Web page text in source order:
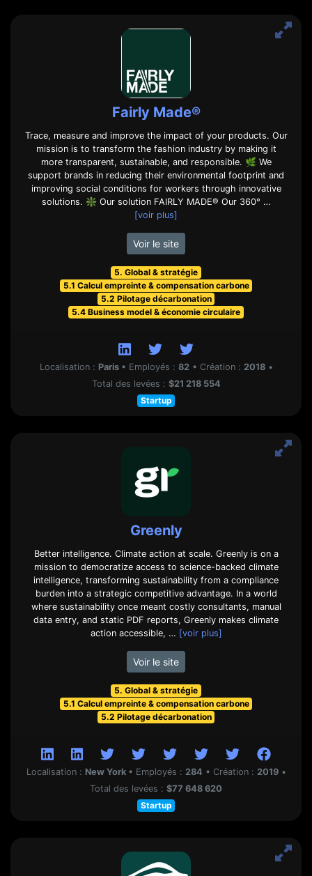
Fairly Made®
Trace, measure and improve the impact of your products. Our
mission is to transform the fashion industry by making it
more transparent, sustainable, and responsible. 🌿 We
support brands in reducing their environmental footprint and
improving social conditions for workers through innovative
solutions. ❇️ Our solution FAIRLY MADE® Our 360° …
[voir plus]
Voir le site
5. Global & stratégie
5.1 Calcul empreinte & compensation carbone
5.2 Pilotage décarbonation
5.4 Business model & économie circulaire
Localisation : Paris • Employés : 82 • Création : 2018 •
Total des levées : $21 218 554
Startup
Greenly
Better intelligence. Climate action at scale. Greenly is on a
mission to democratize access to science-backed climate
intelligence, transforming sustainability from a compliance
burden into a strategic competitive advantage. In a world
where sustainability once meant costly consultants, manual
data entry, and static PDF reports, Greenly makes climate
action accessible, … [voir plus]
Voir le site
5. Global & stratégie
5.1 Calcul empreinte & compensation carbone
5.2 Pilotage décarbonation
Localisation : New York • Employés : 284 • Création : 2019 •
Total des levées : $77 648 620
Startup